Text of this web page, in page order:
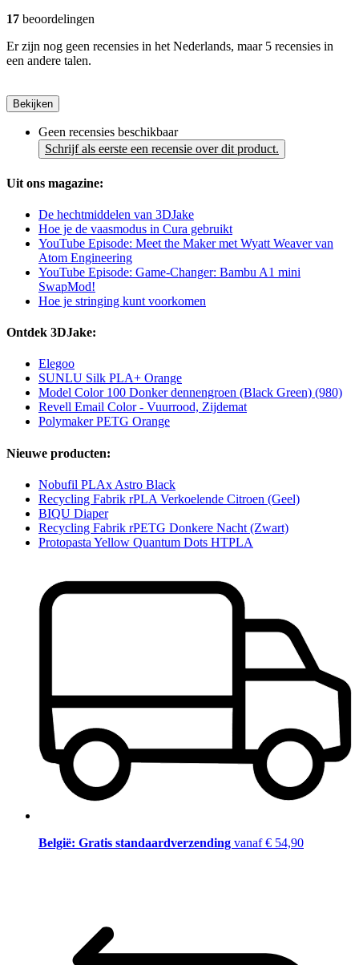
17 beoordelingen
Er zijn nog geen recensies in het Nederlands, maar 5 recensies in
een andere talen.
Bekijken
Geen recensies beschikbaar
Schrijf als eerste een recensie over dit product.
Uit ons magazine:
De hechtmiddelen van 3DJake
Hoe je de vaasmodus in Cura gebruikt
YouTube Episode: Meet the Maker met Wyatt Weaver van
Atom Engineering
YouTube Episode: Game-Changer: Bambu A1 mini
SwapMod!
Hoe je stringing kunt voorkomen
Ontdek 3DJake:
Elegoo
SUNLU Silk PLA+ Orange
Model Color 100 Donker dennengroen (Black Green) (980)
Revell Email Color -​ Vuurrood, Zijdemat
Polymaker PETG Orange
Nieuwe producten:
Nobufil PLAx Astro Black
Recycling Fabrik rPLA Verkoelende Citroen (Geel)
BIQU Diaper
Recycling Fabrik rPETG Donkere Nacht (Zwart)
Protopasta Yellow Quantum Dots HTPLA
België: Gratis standaardverzending vanaf € 54,90